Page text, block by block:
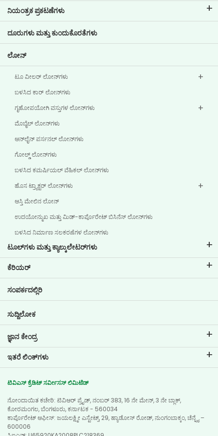
ಪ್ರಮುಖ ಪ್ರೊಫೈಲ್‌ಗಳು
ಕಾರ್ಪೋರೇಟ್ ಆಡಳಿತ
ಹೂಡಿಕೆದಾರರ ಮಾಹಿತಿ
ನಿಯಂತ್ರಕ ಪ್ರಕಟಣೆಗಳು
ಪಾಲಿಸಿಗಳು
ಇತರ ಪ್ರಕಟಣೆಗಳು
ದೂರುಗಳು ಮತ್ತು ಕುಂದುಕೊರತೆಗಳು
ಲೋನ್‌
ಟೂ ವೀಲರ್ ಲೋನ್‌ಗಳು
ಬಳಸಿದ ಕಾರ್ ಲೋನ್‌ಗಳು
ಗೃಹೋಪಯೋಗಿ ವಸ್ತುಗಳ ಲೋನ್‌ಗಳು
ಮೊಬೈಲ್ ಲೋನ್‌ಗಳು
ಆನ್‌ಲೈನ್ ಪರ್ಸನಲ್ ಲೋನ್‌ಗಳು
ಗೋಲ್ಡ್ ಲೋನ್‌ಗಳು
ಬಳಸಿದ ಕಮರ್ಷಿಯಲ್ ವೆಹಿಕಲ್ ಲೋನ್‌ಗಳು
ಹೊಸ ಟ್ರ್ಯಾಕ್ಟರ್ ಲೋನ್‌ಗಳು
ಆಸ್ತಿ ಮೇಲಿನ ಲೋನ್
ಉದಯೋನ್ಮುಖ ಮತ್ತು ಮಿಡ್-ಕಾರ್ಪೊರೇಟ್ ಬಿಸಿನೆಸ್ ಲೋನ್‌ಗಳು
ಬಳಸಿದ ನಿರ್ಮಾಣ ಸಲಕರಣೆಗಳ ಲೋನ್‌ಗಳು
ಟೂಲ್‌ಗಳು ಮತ್ತು ಕ್ಯಾಲ್ಕುಲೇಟರ್‌ಗಳು
ಇಎಂಐ ಕ್ಯಾಲ್ಕುಲೇಟರ್
ಲೋನ್ ಇಎಂಐ ಕ್ಯಾಲ್ಕುಲೇಟರ್
ಕಾರ್ ಮೌಲ್ಯಮಾಪನ ಸಾಧನ
ಕೆರಿಯರ್
ಟಿವಿಎಸ್ ಕ್ರೆಡಿಟ್‌ನಲ್ಲಿ ವೃತ್ತಿ ಜೀವನ
ಪ್ರಸ್ತುತ ಖಾಲಿ ಇರುವ ಹುದ್ದೆಗಳು
ಸಂಪರ್ಕದಲ್ಲಿರಿ
ಸುದ್ದಿಲೋಕ
ಜ್ಞಾನ ಕೇಂದ್ರ
ಬ್ಲಾಗ್‌ಗಳು
ಎಫ್ಎಕ್ಯೂ ಗಳು
ಪ್ರಶಂಸಾಪತ್ರಗಳು
ವಿಡಿಯೋ ಗ್ಯಾಲರಿ
ಇತರೆ ಲಿಂಕ್‌ಗಳು
ಡೀಲರ್ ಲೊಕೇಟರ್
ಸೈಟ್ ಮ್ಯಾಪ್
ಟಿವಿಎಸ್ ಕ್ರೆಡಿಟ್ ಸರ್ವೀಸಸ್ ಲಿಮಿಟೆಡ್
ನೋಂದಾಯಿತ ಕಚೇರಿ: ಟಿವಿಆರ್ ಪ್ರೈಡ್, ನಂಬರ್ 383, 16 ನೇ ಮೇನ್, 3 ನೇ ಬ್ಲಾಕ್,
ಕೋರಮಂಗಲ, ಬೆಂಗಳೂರು, ಕರ್ನಾಟಕ - 560034
ಕಾರ್ಪೊರೇಟ್ ಆಫೀಸ್: ಜಯಲಕ್ಷ್ಮೀ ಎಸ್ಟೇಟ್ಸ್, 29, ಹ್ಯಾಡೋಸ್ ರೋಡ್, ನುಂಗಂಬಾಕ್ಕಂ, ಚೆನ್ನೈ –
600006